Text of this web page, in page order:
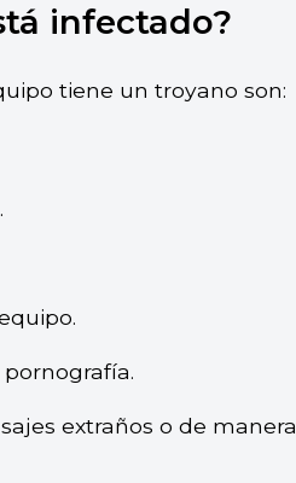
infectado?
tiene un troyano son:
extraños o de manera